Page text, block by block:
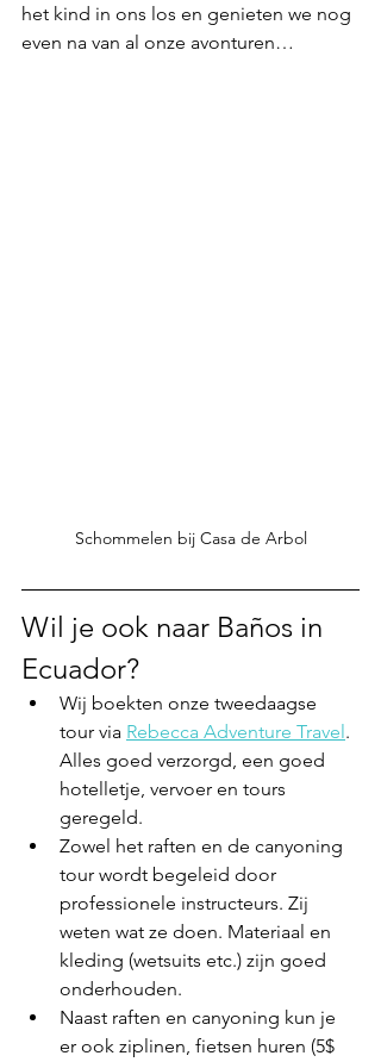
het kind in ons los en genieten we nog
even na van al onze avonturen…
Schommelen bij Casa de Arbol
Wil je ook naar Baños in
Ecuador?
Wij boekten onze tweedaagse
tour via Rebecca Adventure Travel.
Alles goed verzorgd, een goed
hotelletje, vervoer en tours
geregeld.
Zowel het raften en de canyoning
tour wordt begeleid door
professionele instructeurs. Zij
weten wat ze doen. Materiaal en
kleding (wetsuits etc.) zijn goed
onderhouden.
Naast raften en canyoning kun je
er ook ziplinen, fietsen huren (5$